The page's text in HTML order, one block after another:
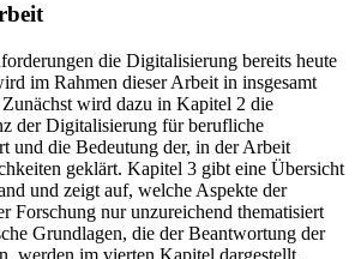
die Digitalisierung bereits heute
im Rahmen dieser Arbeit in insgesamt
wird dazu in Kapitel 2 die
der Digitalisierung für berufliche
und die Bedeutung der, in der Arbeit
geklärt. Kapitel 3 gibt eine Übersicht
und zeigt auf, welche Aspekte der
Forschung nur unzureichend thematisiert
Grundlagen, die der Beantwortung der
werden im vierten Kapitel dargestellt.